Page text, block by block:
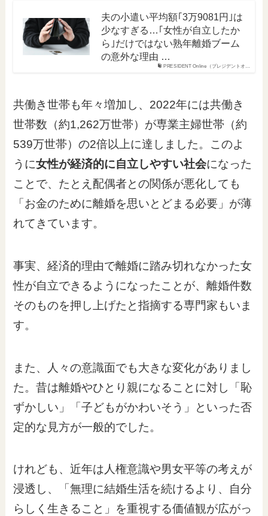
PRESIDENT Online（プレジデントオ…
夫の小遣い平均額｢3万9081円｣は
少なすぎる…｢女性が自立したか
ら｣だけではない熟年離婚ブーム
の意外な理由 …
共働き世帯も年々増加し、2022年には共働き
世帯数（約1,262万世帯）が専業主婦世帯（約
539万世帯）の2倍以上に達しました。このよ
うに女性が経済的に自立しやすい社会になった
ことで、たとえ配偶者との関係が悪化しても
「お金のために離婚を思いとどまる必要」が薄
れてきています。
事実、経済的理由で離婚に踏み切れなかった女
性が自立できるようになったことが、離婚件数
そのものを押し上げたと指摘する専門家もいま
す。
また、人々の意識面でも大きな変化がありまし
た。昔は離婚やひとり親になることに対し「恥
ずかしい」「子どもがかわいそう」といった否
定的な見方が一般的でした。
けれども、近年は人権意識や男女平等の考えが
浸透し、「無理に結婚生活を続けるより、自分
らしく生きること」を重視する価値観が広がっ